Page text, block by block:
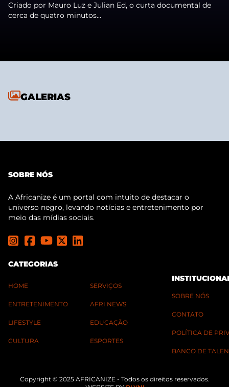
Criado por Mauro Luz e Julian Ed, o curta documental de
cerca de quatro minutos...
GALERIAS
SOBRE NÓS
A Africanize é um portal com intuito de destacar o
universo negro, levando notícias e entretenimento por
meio das mídias sociais.
CATEGORIAS
HOME
ENTRETENIMENTO
LIFESTYLE
CULTURA
SERVIÇOS
AFRI NEWS
EDUCAÇÃO
ESPORTES
SOBRE NÓS
CONTATO
POLÍTICA DE
BANCO DE
Copyright © 2025 AFRICANIZE - Todos os direitos reservados.